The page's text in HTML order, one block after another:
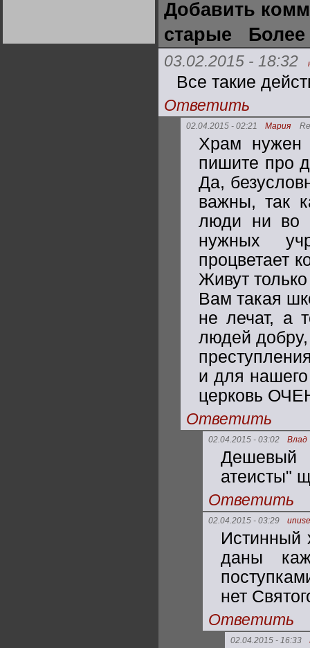
Добавить
старые
03.02.2015 - 18:32
Все такие
Ответить
02.04.2015 - 02:21 Мария
Храм нужен
пишите про
Да,
важны, так
люди ни во
нужных
процветает
Живут
Вам такая
не лечат, а
людей
и для
церковь
Ответить
02.04.2015 - 03:02 Влад
Дешевый
атеисты"
Ответить
02.04.2015 - 03:29
Истинный
даны
нет
Ответить
02.04.2015 - 16:33